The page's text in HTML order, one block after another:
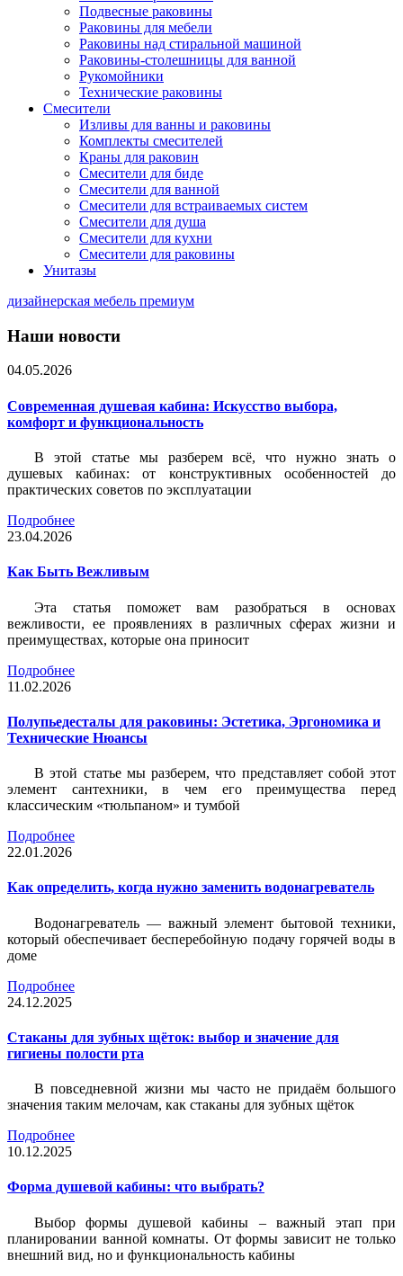
Подвесные раковины
Раковины для мебели
Раковины над стиральной машиной
Раковины-столешницы для ванной
Рукомойники
Технические раковины
Смесители
Изливы для ванны и раковины
Комплекты смесителей
Краны для раковин
Смесители для биде
Смесители для ванной
Смесители для встраиваемых систем
Смесители для душа
Смесители для кухни
Смесители для раковины
Унитазы
дизайнерская мебель премиум
Наши новости
04.05.2026
Современная душевая кабина: Искусство выбора,
комфорт и функциональность
В этой статье мы разберем всё, что нужно знать о
душевых кабинах: от конструктивных особенностей до
практических советов по эксплуатации
Подробнее
23.04.2026
Как Быть Вежливым
Эта статья поможет вам разобраться в основах
вежливости, ее проявлениях в различных сферах жизни и
преимуществах, которые она приносит
Подробнее
11.02.2026
Полупьедесталы для раковины: Эстетика, Эргономика и
Технические Нюансы
В этой статье мы разберем, что представляет собой этот
элемент сантехники, в чем его преимущества перед
классическим «тюльпаном» и тумбой
Подробнее
22.01.2026
Как определить, когда нужно заменить водонагреватель
Водонагреватель — важный элемент бытовой техники,
который обеспечивает бесперебойную подачу горячей воды в
доме
Подробнее
24.12.2025
Стаканы для зубных щёток: выбор и значение для
гигиены полости рта
В повседневной жизни мы часто не придаём большого
значения таким мелочам, как стаканы для зубных щёток
Подробнее
10.12.2025
Форма душевой кабины: что выбрать?
Выбор формы душевой кабины – важный этап при
планировании ванной комнаты. От формы зависит не только
внешний вид, но и функциональность кабины